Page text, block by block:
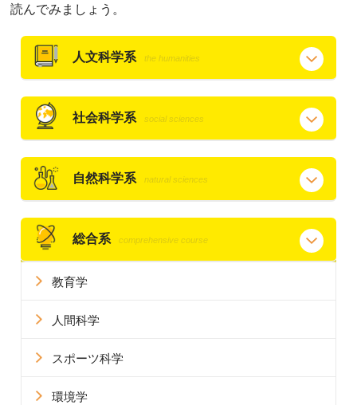
読んでみましょう。
人文科学系 the humanities
社会科学系 social sciences
自然科学系 natural sciences
総合系 comprehensive course
教育学
人間科学
スポーツ科学
環境学